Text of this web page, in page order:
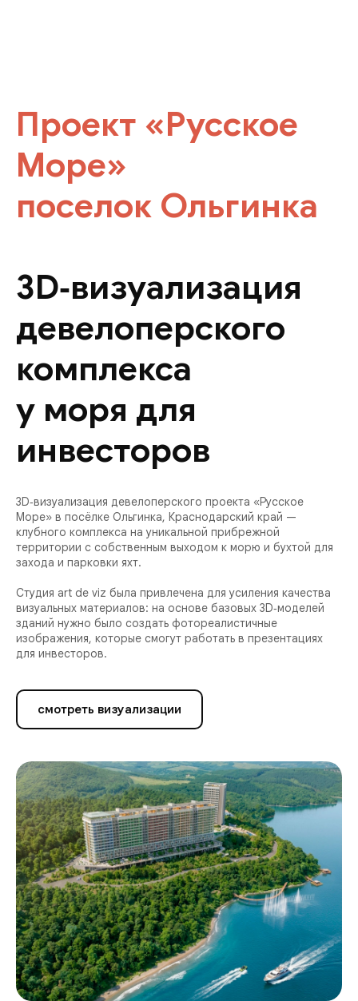
Проект «Русское
Море»
поселок Ольгинка
3D‑визуализация
девелоперского
комплекса
у моря для
инвесторов
3D‑визуализация девелоперского проекта «Русское
Море» в посёлке Ольгинка, Краснодарский край —
клубного комплекса на уникальной прибрежной
территории с собственным выходом к морю и бухтой для
захода и парковки яхт.
Студия art de viz была привлечена для усиления качества
визуальных материалов: на основе базовых 3D‑моделей
зданий нужно было создать фотореалистичные
изображения, которые смогут работать в презентациях
для инвесторов.
смотреть визуализации